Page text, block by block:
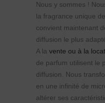
Nous y sommes !
la fragrance unique
convient maintenant
diffusion le plus
A la vente ou à la
de parfum utilisent le
diffusion. Nous
en une infinité de
altérer ses